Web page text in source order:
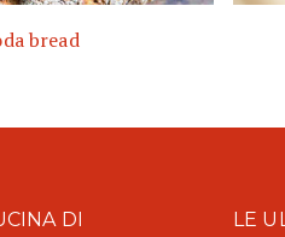
bread
DI
LE